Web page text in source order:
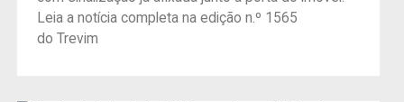
Leia a notícia completa na edição n.º 1565
do Trevim